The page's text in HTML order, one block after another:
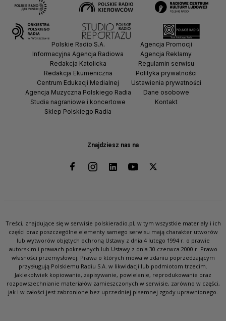
Znajdziesz nas na
Polskie Radio S.A.
Informacyjna Agencja Radiowa
Redakcja Katolicka
Redakcja Ekumeniczna
Centrum Edukacji Medialnej
Agencja Muzyczna Polskiego Radia
Studia nagraniowe i koncertowe
Sklep Polskiego Radia
Agencja Promocji
Agencja Reklamy
Regulamin serwisu
Polityka prywatności
Ustawienia prywatności
Dane osobowe
Kontakt
Treści, znajdujące się w serwisie polskieradio.pl, w tym wszystkie materiały i ich
części oraz poszczególne elementy samego serwisu mają charakter utworów
lub wytworów objętych ochroną Ustawy z dnia 4 lutego 1994 r. o prawie
autorskim i prawach pokrewnych lub Ustawy z dnia 30 czerwca 2000 r. Prawo
własności przemysłowej. Prawa o których mowa w zdaniu poprzedzającym
przysługują Polskiemu Radiu S.A. w likwidacji lub podmiotom trzecim.
Jakiekolwiek kopiowanie, zapisywanie, powielanie, reprodukowanie oraz
rozpowszechnianie materiałów zamieszczonych w serwisie, zarówno w części,
jak i w całości jest zabronione bez uprzedniej pisemnej zgody uprawnionego.